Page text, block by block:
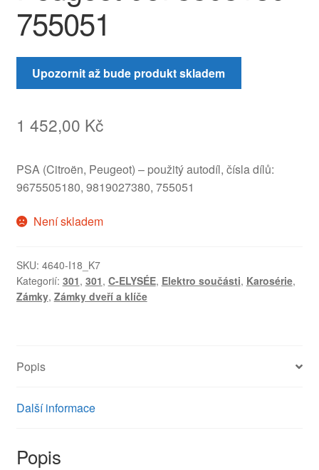
755051
Upozornit až bude produkt skladem
1 452,00 Kč
PSA (Citroën, Peugeot) – použitý autodíl, čísla dílů:
9675505180, 9819027380, 755051
Není skladem
SKU: 4640-I18_K7
Kategorií: 301, 301, C-ELYSÉE, Elektro součásti, Karosérie,
Zámky, Zámky dveří a klíče
Popis
Další informace
Popis